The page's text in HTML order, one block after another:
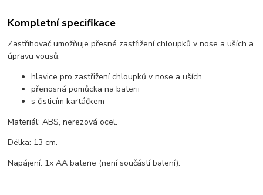
Kompletní specifikace
Zastřihovač umožňuje přesné zastřižení chloupků v nose a uších a
úpravu vousů.
hlavice pro zastřižení chloupků v nose a uších
přenosná pomůcka na baterii
s čisticím kartáčkem
Materiál: ABS, nerezová ocel.
Délka: 13 cm.
Napájení: 1x AA baterie (není součástí balení).